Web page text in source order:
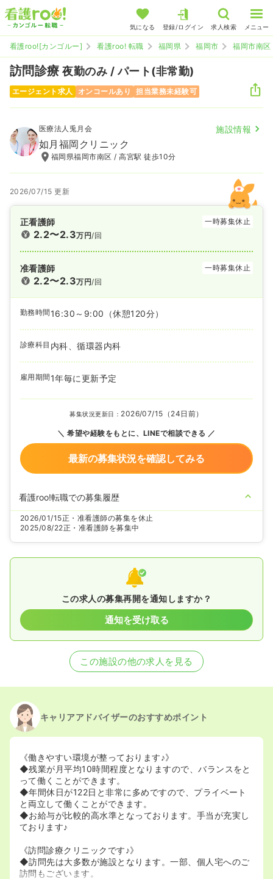
気になる 登録/ログイン 求人検索 メニュー
看護roo![カンゴルー] 看護roo! 転職 福岡県 福岡市 福岡市南区
訪問診療 夜勤のみ / パート(非常勤)
エージェント求人 オンコールあり 担当業務未経験可
医療法人兎月会 施設情報
如月福岡クリニック
福岡県福岡市南区 / 高宮駅 徒歩10分
2026/07/15 更新
正看護師 一時募集休止
2.2〜2.3万円/回
准看護師 一時募集休止
2.2〜2.3万円/回
勤務時間 16:30～9:00 （休憩120分）
診療科目 内科、循環器内科
雇用期間 1年毎に更新予定
募集状況更新日： 2026/07/15（24日前）
希望や経験をもとに、LINEで相談できる
最新の募集状況を確認してみる
看護roo!転職での募集履歴
2026/01/15正・准看護師の募集を休止
2025/08/22正・准看護師を募集中
この求人の募集再開を通知しますか？
通知を受け取る
この施設の他の求人を見る
キャリアアドバイザーのおすすめポイント
《働きやすい環境が整っております♪》
◆残業が月平均10時間程度となりますので、バランスをと
って働くことができます。
◆年間休日が122日と非常に多めですので、プライベート
と両立して働くことができます。
◆お給与が比較的高水準となっております。手当が充実し
ております♪
《訪問診療クリニックです♪》
◆訪問先は大多数が施設となります。一部、個人宅へのご
訪問もございます。